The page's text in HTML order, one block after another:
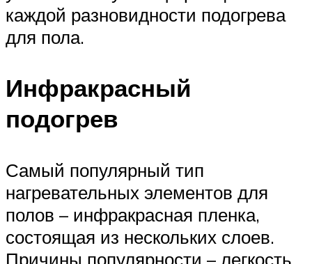
каждой разновидности подогрева
для пола.
Инфракрасный
подогрев
Самый популярный тип
нагревательных элементов для
полов – инфракрасная пленка,
состоящая из нескольких слоев.
Причины популярности – легкость